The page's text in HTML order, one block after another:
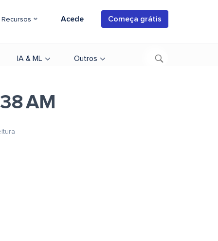
Recursos Acede Começa grátis
IA & ML Outros
AM